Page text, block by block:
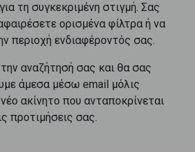
τη συγκεκριμένη στιγμή. Σας
ορισμένα φίλτρα ή να
περιοχή ενδιαφέροντός σας.
αναζήτησή σας και θα σας
άμεσα μέσω email μόλις
ακίνητο που ανταποκρίνεται
προτιμήσεις σας.